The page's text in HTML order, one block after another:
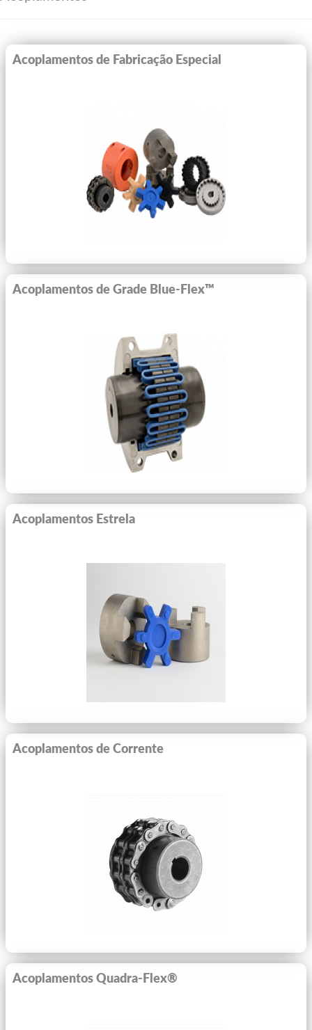
Acoplamentos de Fabricação Especial
Ver Mais
Acoplamentos de Grade Blue-Flex™
Ver Mais
Acoplamentos Estrela
Ver Mais
Acoplamentos de Corrente
Acoplamentos Quadra-Flex®